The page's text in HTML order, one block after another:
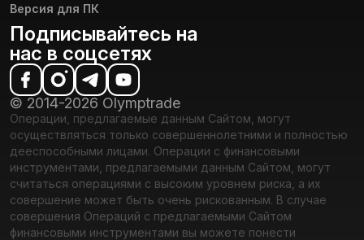
Версия для ПК
Подписывайтесь на
нас в соцсетях
© 2014-2026 Olymptrade
Операции, предлагаемые данным Сайтом, могут
осуществляться только совершеннолетними и полностью
дееспособными лицами. Операции с финансовыми
инструментами, предлагаемыми данным Сайтом, могут
считаться операциями с высоким уровнем риска, а их
совершение может быть очень рискованным. В случае
совершения Операций с предлагаемыми Сайтом
финансовыми инструментами вы можете понести